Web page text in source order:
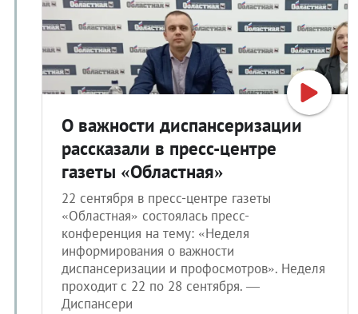
О важности диспансеризации
рассказали в пресс-центре
газеты «Областная»
22 сентября в пресс-центре газеты
«Областная» состоялась пресс-
конференция на тему: «Неделя
информирования о важности
диспансеризации и профосмотров». Неделя
проходит с 22 по 28 сентября. —
Диспансери